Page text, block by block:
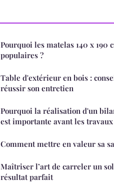
Pourquoi les matelas 140 x 190
populaires ?
Table d'extérieur en bois :
réussir son entretien
Pourquoi la réalisation d'un
est importante avant les travaux
Comment mettre en valeur sa
Maîtriser l’art de carreler un
résultat parfait